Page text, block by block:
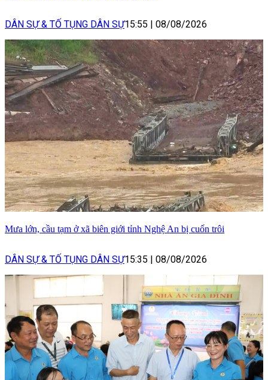
DÂN SỰ & TỐ TỤNG DÂN SỰ15:55 08/08/2026
Mưa lớn, cầu tạm ở xã biên giới tỉnh Nghệ An bị cuốn trôi
DÂN SỰ & TỐ TỤNG DÂN SỰ15:35 08/08/2026